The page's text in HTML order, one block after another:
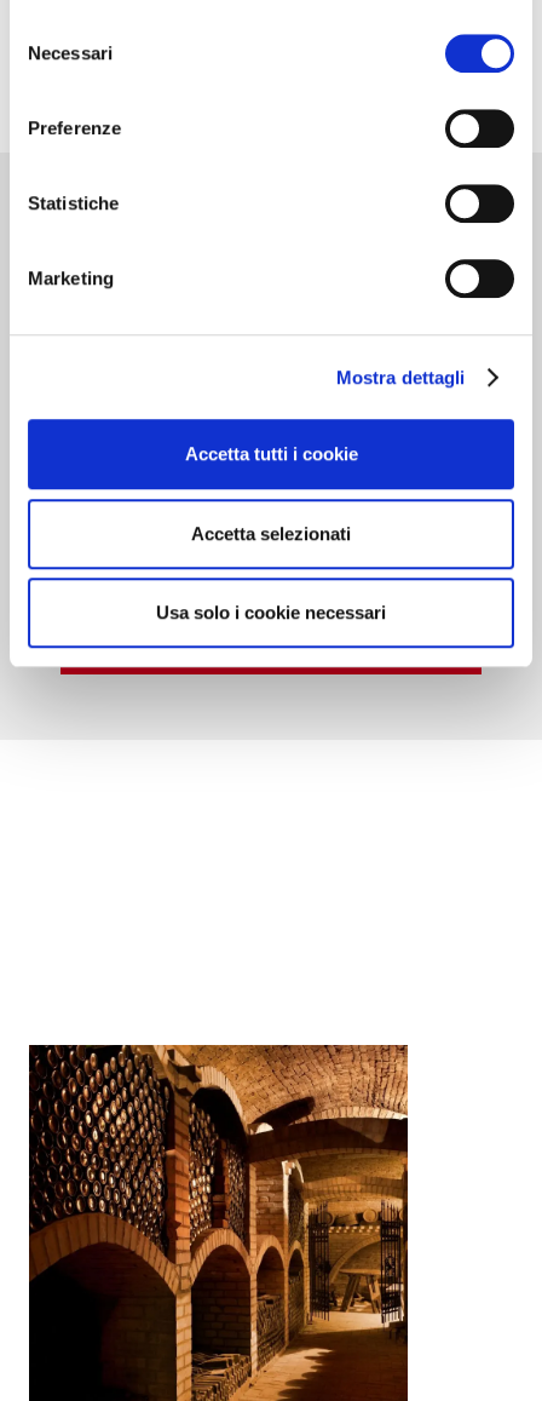
delNecessari
Preferenze
Statistiche
Marketing
Mostra dettagli
Accetta tutti i cookie
Accetta selezionati
Usa solo i cookie necessari
viaggio”. Oltre 700 realtà recensite, con
cantina. In questa edizione nuove segnalazioni
e itinerari del gusto per una guida sempre più
Scopri come acquistare la guida